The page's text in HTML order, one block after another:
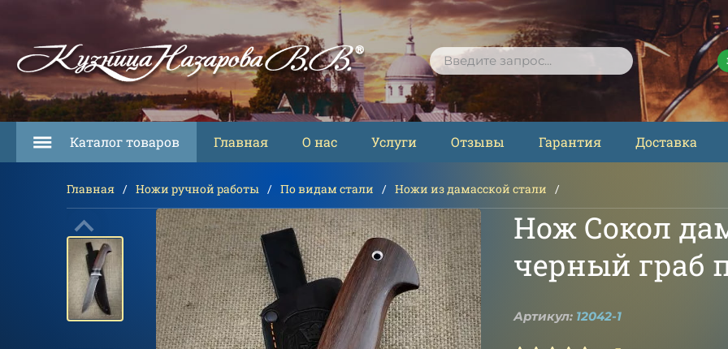
ПОИСК
Каталог товаров Главная О нас Услуги Отзывы Гарантия Доставка
Главная Ножи ручной работы По видам стали Ножи из дамасской стали
Нож Сокол
черный граб
Артикул: 12042-1